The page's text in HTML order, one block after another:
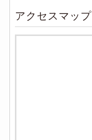
アクセスマップ